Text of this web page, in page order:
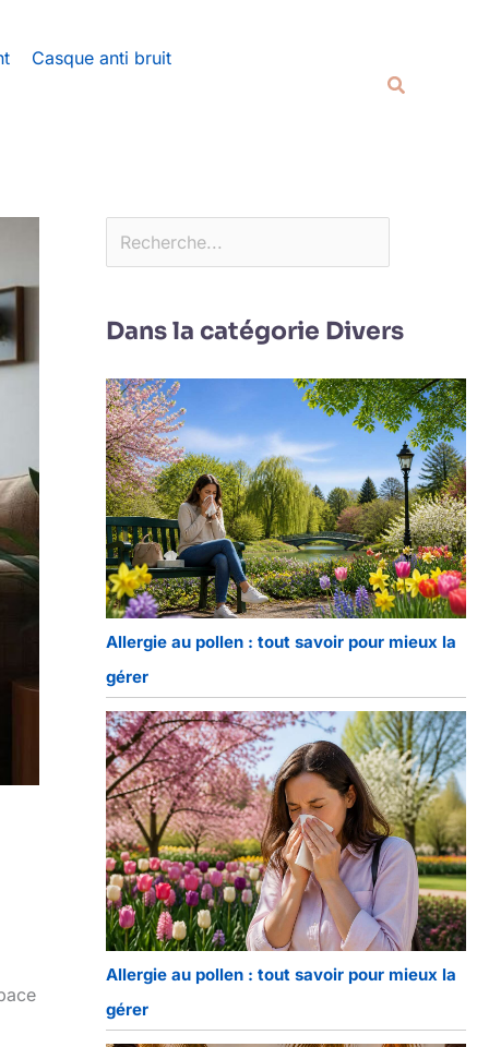
Casque anti bruit
Dans la catégorie Divers
Allergie au pollen : tout savoir pour mieux la
gérer
Allergie au pollen : tout savoir pour mieux la
gérer